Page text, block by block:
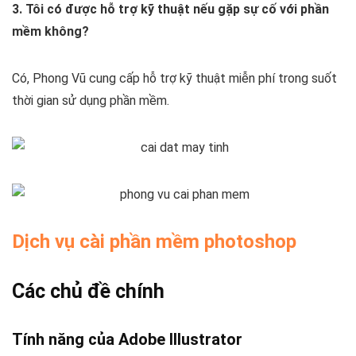
3. Tôi có được hỗ trợ kỹ thuật nếu gặp sự cố với phần
mềm không?
Có, Phong Vũ cung cấp hỗ trợ kỹ thuật miễn phí trong suốt
thời gian sử dụng phần mềm.
Dịch vụ cài phần mềm photoshop
Các chủ đề chính
Tính năng của Adobe Illustrator